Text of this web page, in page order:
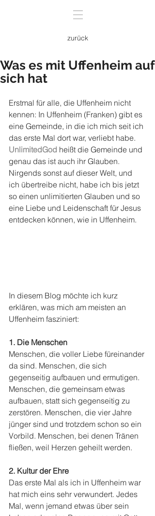
zurück
Was es mit Uffenheim auf
sich hat
Erstmal für alle, die Uffenheim nicht
kennen: In Uffenheim (Franken) gibt es
eine Gemeinde, in die ich mich seit ich
das erste Mal dort war, verliebt habe.
UnlimitedGod heißt die Gemeinde und
genau das ist auch ihr Glauben.
Nirgends sonst auf dieser Welt, und
ich übertreibe nicht, habe ich bis jetzt
so einen unlimitierten Glauben und so
eine Liebe und Leidenschaft für Jesus
entdecken können, wie in Uffenheim.
In diesem Blog möchte ich kurz
erklären, was mich am meisten an
Uffenheim fasziniert:
1. Die Menschen
Menschen, die voller Liebe füreinander
da sind. Menschen, die sich
gegenseitig aufbauen und ermutigen.
Menschen, die gemeinsam etwas
aufbauen, statt sich gegenseitig zu
zerstören. Menschen, die vier Jahre
jünger sind und trotzdem schon so ein
Vorbild. Menschen, bei denen Tränen
fließen, weil Herzen geheilt werden.
2. Kultur der Ehre
Das erste Mal als ich in Uffenheim war
hat mich eins sehr verwundert. Jedes
Mal, wenn jemand etwas über sein